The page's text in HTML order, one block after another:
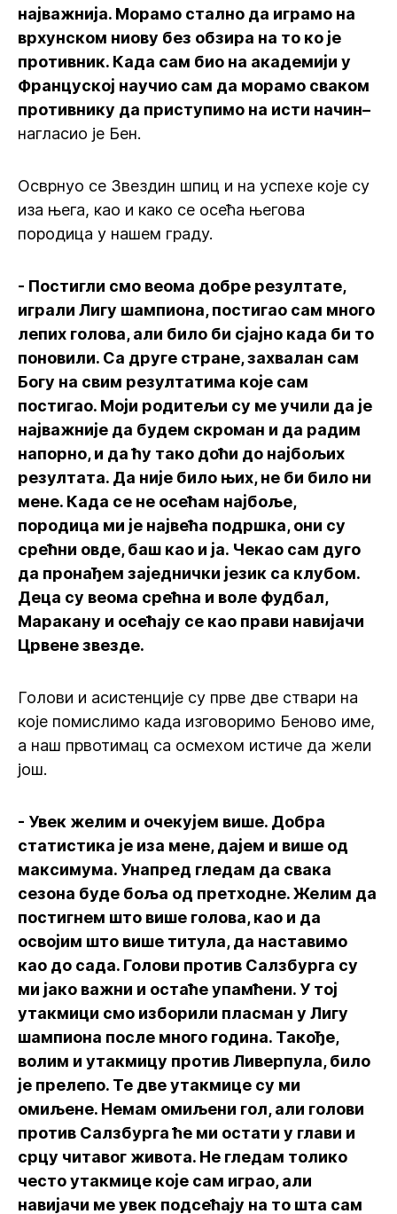
најважнија. Морамо стално да играмо на
врхунском ниову без обзира на то ко је
противник. Када сам био на академији у
Француској научио сам да морамо сваком
противнику да приступимо на исти начин–
нагласио је Бен.
Осврнуо се Звездин шпиц и на успехе које су
иза њега, као и како се осећа његова
породица у нашем граду.
- Постигли смо веома добре резултате,
играли Лигу шампиона, постигао сам много
лепих голова, али било би сјајно када би то
поновили. Са друге стране, захвалан сам
Богу на свим резултатима које сам
постигао. Моји родитељи су ме учили да је
најважније да будем скроман и да радим
напорно, и да ћу тако доћи до најбољих
резултата. Да није било њих, не би било ни
мене. Када се не осећам најбоље,
породица ми је највећа подршка, они су
срећни овде, баш као и ја. Чекао сам дуго
да пронађем заједнички језик са клубом.
Деца су веома срећна и воле фудбал,
Маракану и осећају се као прави навијачи
Црвене звезде.
Голови и асистенције су прве две ствари на
које помислимо када изговоримо Беново име,
а наш првотимац са осмехом истиче да жели
још.
- Увек желим и очекујем више. Добра
статистика је иза мене, дајем и више од
максимума. Унапред гледам да свака
сезона буде боља од претходне. Желим да
постигнем што више голова, као и да
освојим што више титула, да наставимо
као до сада. Голови против Салзбурга су
ми јако важни и остаће упамћени. У тој
утакмици смо изборили пласман у Лигу
шампиона после много година. Такође,
волим и утакмицу против Ливерпула, било
је прелепо. Те две утакмице су ми
омиљене. Немам омиљени гол, али голови
против Салзбурга ће ми остати у глави и
срцу читавог живота. Не гледам толико
често утакмице које сам играо, али
навијачи ме увек подсећају на то шта сам